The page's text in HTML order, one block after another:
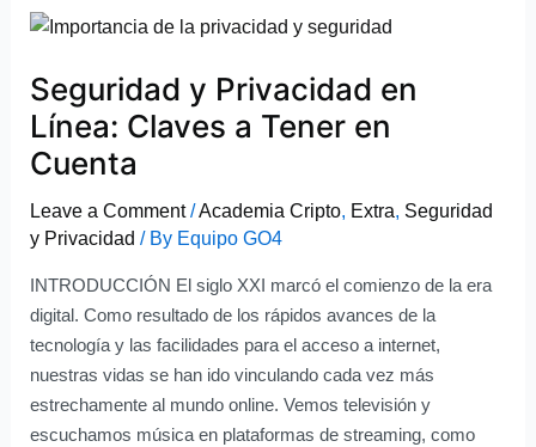
Seguridad y Privacidad en
Línea: Claves a Tener en
Cuenta
Leave a Comment /Academia Cripto, Extra, Seguridad
y Privacidad / By Equipo GO4
INTRODUCCIÓN El siglo XXI marcó el comienzo de la era
digital. Como resultado de los rápidos avances de la
tecnología y las facilidades para el acceso a internet,
nuestras vidas se han ido vinculando cada vez más
estrechamente al mundo online. Vemos televisión y
escuchamos música en plataformas de streaming, como
Seguridad
Privacidad
en
Línea:
Claves
a
Tener
Cuenta